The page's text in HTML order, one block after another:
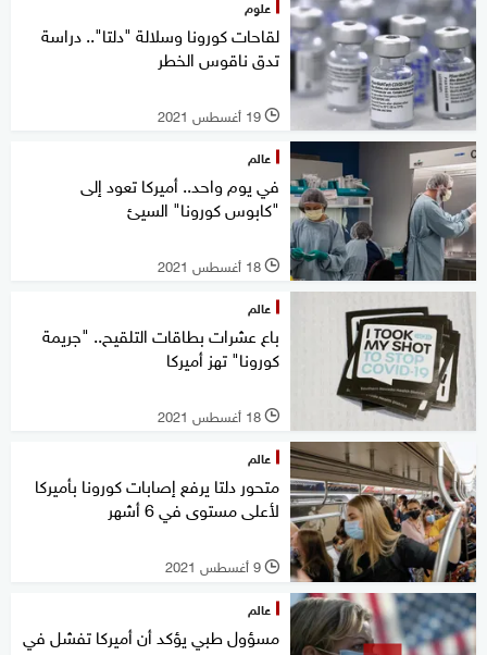
علوم
لقاحات كورونا وسلالة "دلتا".. دراسة
تدق ناقوس الخطر
l 19 أغسطس 2021
عالم
في يوم واحد.. أميركا تعود إلى
"كابوس كورونا" السيئ
l 18 أغسطس 2021
عالم
باع عشرات بطاقات التلقيح.. "جريمة
كورونا" تهز أميركا
l 18 أغسطس 2021
عالم
متحور دلتا يرفع إصابات كورونا بأميركا
لأعلى مستوى في 6 أشهر
l 9 أغسطس 2021
عالم
مسؤول طبي يؤكد أن أميركا تفشل في